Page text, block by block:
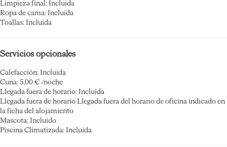
Limpieza final: Incluida
Ropa de cama: Incluida
Toallas: Incluida
Servicios opcionales
Calefacción: Incluida
Cuna: 5,00 € /noche
Llegada fuera de horario: Incluida
Llegada fuera de horario Llegada fuera del horario de oficina indicado en
la ficha del alojamiento
Mascota: Incluido
Piscina Climatizada: Incluida